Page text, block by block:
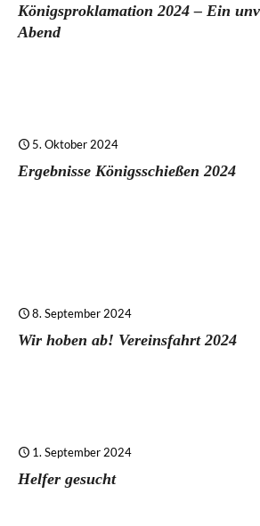
Königsproklamation 2024 – Ein
Abend
5. Oktober 2024
Ergebnisse Königsschießen 2024
8. September 2024
Wir hoben ab! Vereinsfahrt 2024
1. September 2024
Helfer gesucht